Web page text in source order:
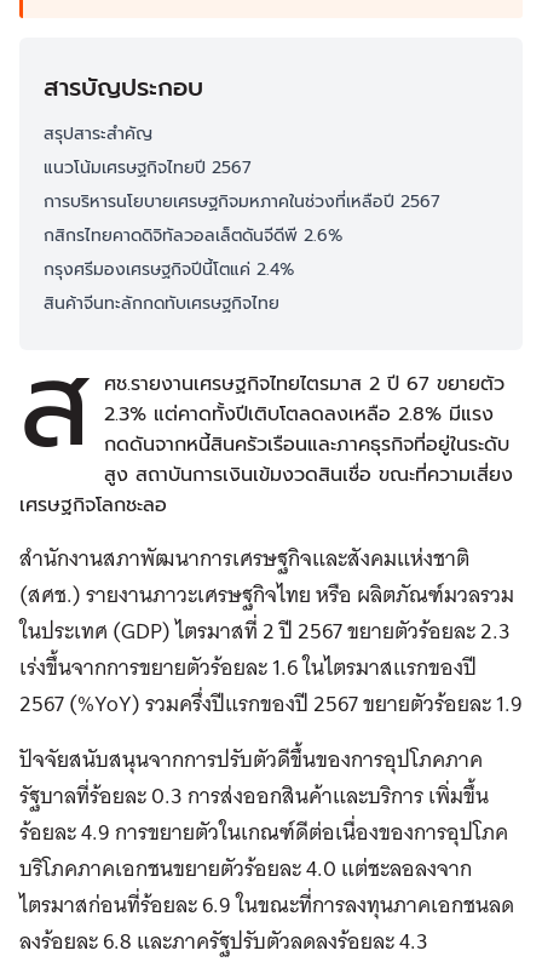
สารบัญประกอบ
สรุปสาระสำคัญ
แนวโน้มเศรษฐกิจไทยปี 2567
การบริหารนโยบายเศรษฐกิจมหภาคในช่วงที่เหลือปี 2567
กสิกรไทยคาดดิจิทัลวอลเล็ตดันจีดีพี 2.6%
กรุงศรีมองเศรษฐกิจปีนี้โตแค่ 2.4%
สินค้าจีนทะลักกดทับเศรษฐกิจไทย
ส ศช.รายงานเศรษฐกิจไทยไตรมาส 2 ปี 67 ขยายตัว
2.3% แต่คาดทั้งปีเติบโตลดลงเหลือ 2.8% มีแรง
กดดันจากหนี้สินครัวเรือนและภาคธุรกิจที่อยู่ในระดับ
สูง สถาบันการเงินเข้มงวดสินเชื่อ ขณะที่ความเสี่ยง
เศรษฐกิจโลกชะลอ
สำนักงานสภาพัฒนาการเศรษฐกิจและสังคมแห่งชาติ
(สศช.) รายงานภาวะเศรษฐกิจไทย หรือ ผลิตภัณฑ์มวลรวม
ในประเทศ (GDP) ไตรมาสที่ 2 ปี 2567 ขยายตัวร้อยละ 2.3
เร่งขึ้นจากการขยายตัวร้อยละ 1.6 ในไตรมาสแรกของปี
2567 (%YoY) รวมครึ่งปีแรกของปี 2567 ขยายตัวร้อยละ 1.9
ปัจจัยสนับสนุนจากการปรับตัวดีขึ้นของการอุปโภคภาค
รัฐบาลที่ร้อยละ 0.3 การส่งออกสินค้าและบริการ เพิ่มขึ้น
ร้อยละ 4.9 การขยายตัวในเกณฑ์ดีต่อเนื่องของการอุปโภค
บริโภคภาคเอกชนขยายตัวร้อยละ 4.0 แต่ชะลอลงจาก
ไตรมาสก่อนที่ร้อยละ 6.9 ในขณะที่การลงทุนภาคเอกชนลด
ลงร้อยละ 6.8 และภาครัฐปรับตัวลดลงร้อยละ 4.3